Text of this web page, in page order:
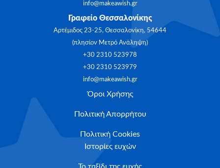
info@makeawish.gr
Γραφείο Θεσσαλονίκης
Αρτέμιδος 23-25, Θεσσαλονίκη, 54644
(πλησίον Μετρό Ανάληψη)
+30 2310 523978
+30 2310 523979
info@makeawish.gr
Όροι Χρήσης
Πολιτική Απορρήτου
Πολιτική Cookies
Ιστορίες ευχών